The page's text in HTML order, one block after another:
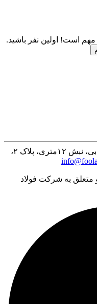
است! اولین نفر باشید.
تهران، قیطریه، میدان کتابی، خیابان کتابی، نبش ۱۲متری، پلاک ۲،
به شرکت فولاد